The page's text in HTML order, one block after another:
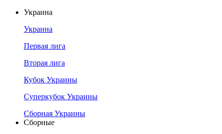
Украина
Украина
Первая лига
Вторая лига
Кубок Украины
Суперкубок Украины
Сборная Украины
Сборные